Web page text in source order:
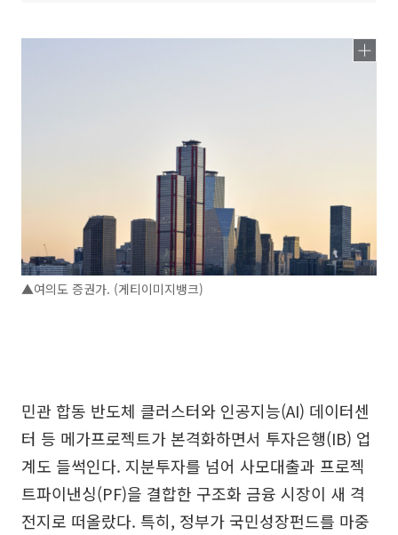
▲여의도 증권가. (게티이미지뱅크)
민관 합동 반도체 클러스터와 인공지능(AI) 데이터센
터 등 메가프로젝트가 본격화하면서 투자은행(IB) 업
계도 들썩인다. 지분투자를 넘어 사모대출과 프로젝
트파이낸싱(PF)을 결합한 구조화 금융 시장이 새 격
전지로 떠올랐다. 특히, 정부가 국민성장펀드를 마중